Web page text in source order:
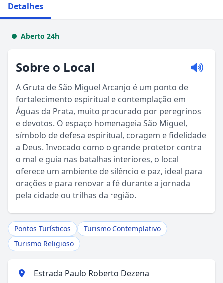
Detalhes
Aberto 24h
Sobre o Local
A Gruta de São Miguel Arcanjo é um ponto de
fortalecimento espiritual e contemplação em
Águas da Prata, muito procurado por peregrinos
e devotos. O espaço homenageia São Miguel,
símbolo de defesa espiritual, coragem e fidelidade
a Deus. Invocado como o grande protetor contra
o mal e guia nas batalhas interiores, o local
oferece um ambiente de silêncio e paz, ideal para
orações e para renovar a fé durante a jornada
pela cidade ou trilhas da região.
Pontos Turísticos
Turismo Contemplativo
Turismo Religioso
Estrada Paulo Roberto Dezena
Sou Turista em Águas da Prata
Sou Morador